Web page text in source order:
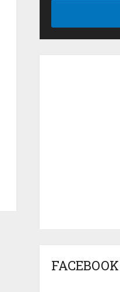
FACEBOOK